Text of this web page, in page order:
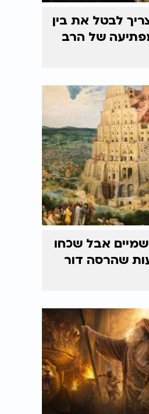
לבטל את בין
של הרב
אבל שכחו
שהרסה דור